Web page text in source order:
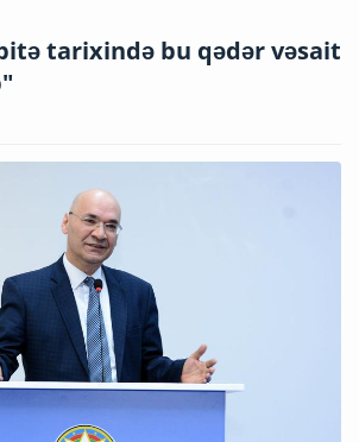
tarixində bu qədər vəsait